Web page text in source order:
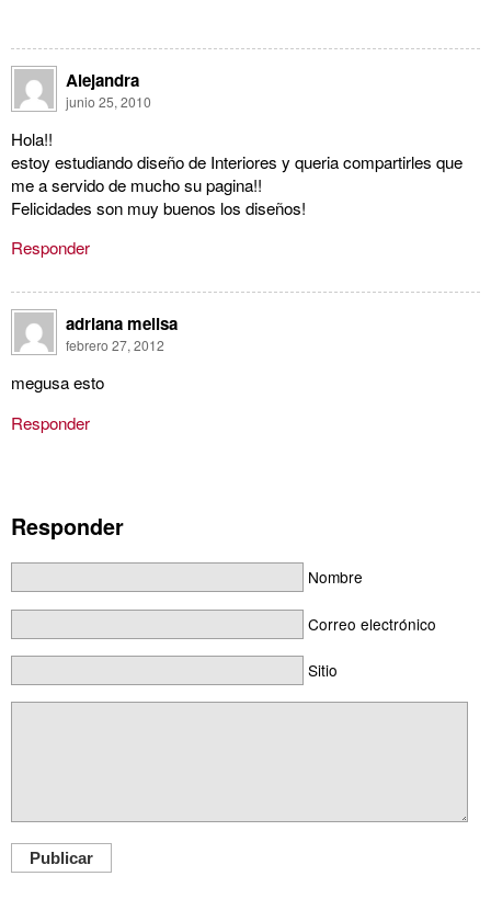
Alejandra
junio 25, 2010
Hola!!
estoy estudiando diseño de Interiores y queria compartirles que
me a servido de mucho su pagina!!
Felicidades son muy buenos los diseños!
Responder
adriana melisa
febrero 27, 2012
megusa esto
Responder
Responder
Nombre
Correo electrónico
Sitio
Publicar